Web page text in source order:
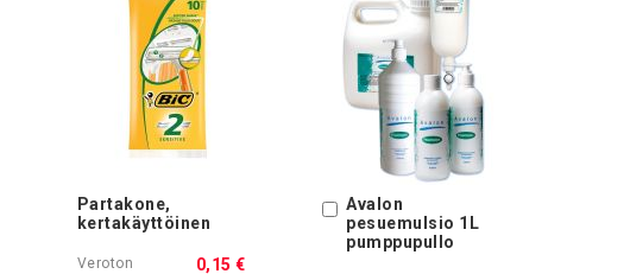
Partakone,
kertakäyttöinen
0,15 €
Avalon
pesuemulsio 1L
pumppupullo
Ostoskoriin